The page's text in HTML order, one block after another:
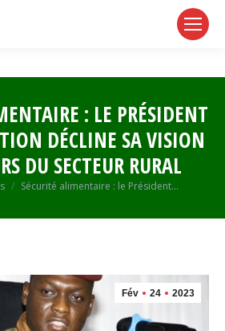
: LE PRÉSIDENT
DÉCLINE SA VISION
DU SECTEUR RURAL
Sécurité alimentaire : le Président…
Fév 24 2023